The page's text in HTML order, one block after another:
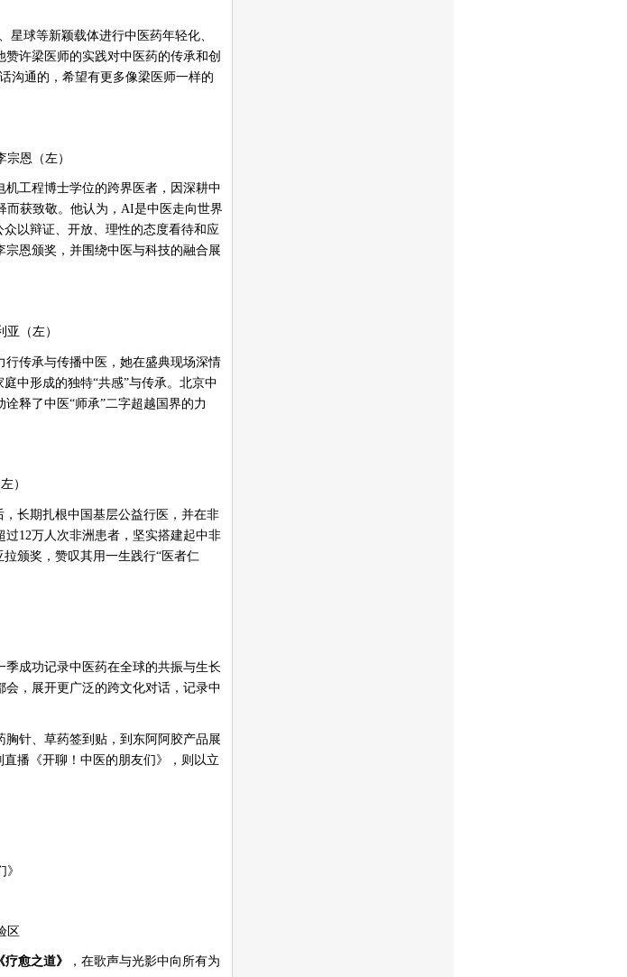
星球等新颖载体进行中医药年轻化、
许梁医师的实践对中医药的传承和创
沟通的，希望有更多像梁医师一样的
恩（左）
机工程博士学位的跨界医者，因深耕中
获致敬。他认为，AI是中医走向世界
以辩证、开放、理性的态度看待和应
恩颁奖，并围绕中医与科技的融合展
（左）
行传承与传播中医，她在盛典现场深情
中形成的独特“共感”与传承。北京中
释了中医“师承”二字超越国界的力
）
长期扎根中国基层公益行医，并在非
过12万人次非洲患者，坚实搭建起中非
颁奖，赞叹其用一生践行“医者仁
季成功记录中医药在全球的共振与生长
，展开更广泛的跨文化对话，记录中
胸针、草药签到贴，到东阿阿胶产品展
播《开聊！中医的朋友们》，则以立
区
愈之道》
，在歌声与光影中向所有为